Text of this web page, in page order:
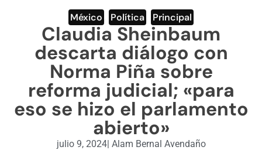
ENGLISH SECTION
VIDEOS
México Política Principal
Claudia Sheinbaum
descarta diálogo con
Norma Piña sobre
reforma judicial; «para
eso se hizo el parlamento
abierto»
julio 9, 2024| Alam Bernal Avendaño